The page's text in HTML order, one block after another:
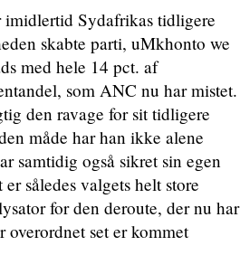
Sydafrikas tidligere
skabte parti, uMkhonto we
med hele 14 pct. af
som ANC nu har mistet.
den ravage for sit tidligere
måde har han ikke alene
samtidig også sikret sin egen
således valgets helt store
for den deroute, der nu har
set er kommet